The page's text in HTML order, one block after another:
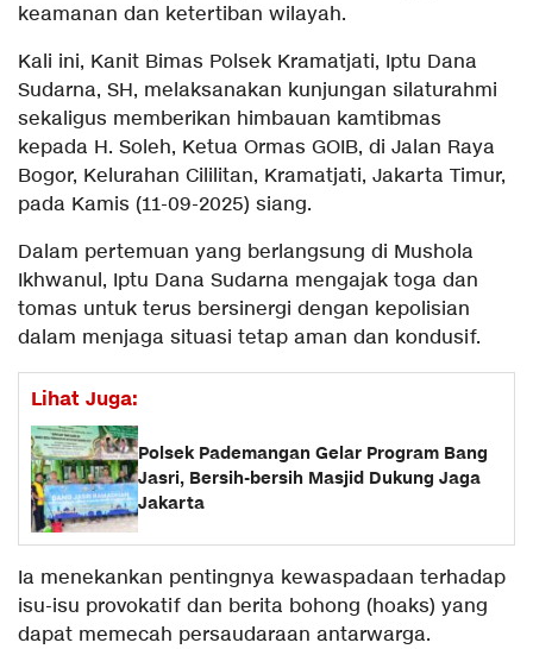
keamanan dan ketertiban wilayah.
Kali ini, Kanit Bimas Polsek Kramatjati, Iptu Dana
Sudarna, SH, melaksanakan kunjungan silaturahmi
sekaligus memberikan himbauan kamtibmas
kepada H. Soleh, Ketua Ormas GOIB, di Jalan Raya
Bogor, Kelurahan Cililitan, Kramatjati, Jakarta Timur,
pada Kamis (11-09-2025) siang.
Dalam pertemuan yang berlangsung di Mushola
Ikhwanul, Iptu Dana Sudarna mengajak toga dan
tomas untuk terus bersinergi dengan kepolisian
dalam menjaga situasi tetap aman dan kondusif.
Lihat Juga:
Polsek Pademangan Gelar Program Bang
Jasri, Bersih-bersih Masjid Dukung Jaga
Jakarta
Ia menekankan pentingnya kewaspadaan terhadap
isu-isu provokatif dan berita bohong (hoaks) yang
dapat memecah persaudaraan antarwarga.